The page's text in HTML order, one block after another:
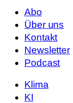
Abo
Über uns
Kontakt
Newsletter
Podcast
Klima
KI